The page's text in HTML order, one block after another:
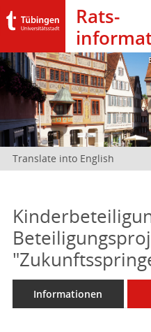
Rats­
Translate into English
Informationen